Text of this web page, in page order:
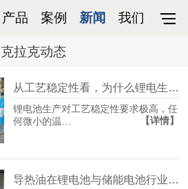
产品 案例 新闻 我们
克拉克动态
从工艺稳定性看，为什么锂电生产线必须用高品质导热油
锂电池生产对工艺稳定性要求极高，任
何微小的温…
【详情】
导热油在锂电池与储能电池行业的全工序应用解析